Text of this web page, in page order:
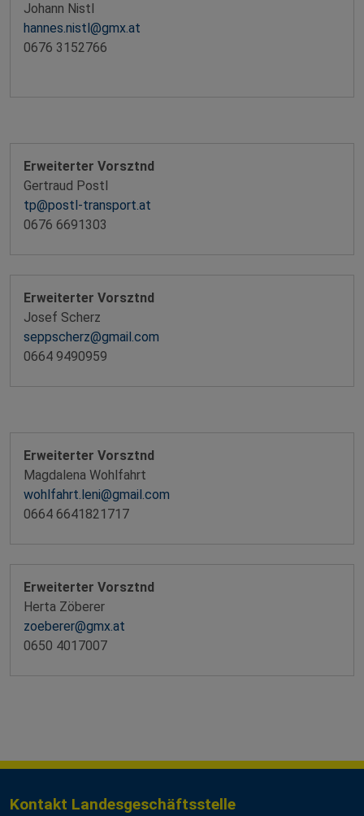
Johann Nistl
hannes.nistl@gmx.at
0676 3152766
Erweiterter Vorsztnd
Gertraud Postl
tp@postl-transport.at
0676 6691303
Erweiterter Vorsztnd
Josef Scherz
seppscherz@gmail.com
0664 9490959
Erweiterter Vorsztnd
Magdalena Wohlfahrt
wohlfahrt.leni@gmail.com
0664 6641821717
Erweiterter Vorsztnd
Herta Zöberer
zoeberer@gmx.at
0650 4017007
Kontakt Landesgeschäftsstelle